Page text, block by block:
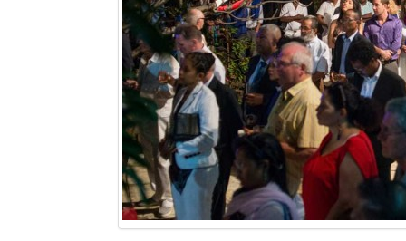
Diego Suarez Pratique
Les Petites Annonces
La Tribune de Diego en PDF